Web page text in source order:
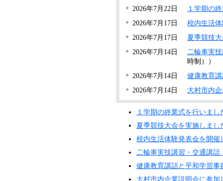
2026年7月22日
１学期の
2026年7月17日
校内生活
2026年7月17日
夏季競技
2026年7月14日
二輪車実
時制））
2026年7月14日
健康教育
2026年7月14日
大村市内
１学期の終業式を行いまし
夏季競技大会を実施しまし
校内生活体験発表会を開催
二輪車実技講習・交通講
健康教育講話と平和学習事
大村市内企業説明会に参加